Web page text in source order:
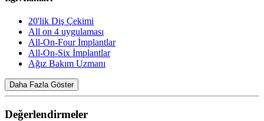
20'lik Diş Çekimi
All on 4 uygulaması
All-On-Four İmplantlar
All-On-Six İmplantlar
Ağız Bakım Uzmanı
Daha Fazla Göster
Değerlendirmeler